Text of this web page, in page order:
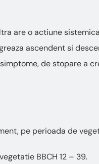
are o actiune
ascendent si
de stopare a
pe perioada de
BBCH 12 – 39.